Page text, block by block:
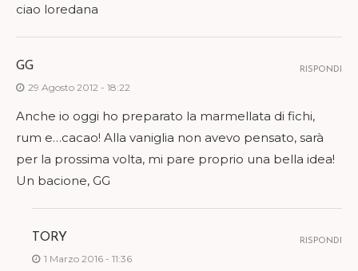
ciao loredana
GG
29 Agosto 2012 - 18:22
Anche io oggi ho preparato la marmellata di fichi,
rum e…cacao! Alla vaniglia non avevo pensato, sarà
per la prossima volta, mi pare proprio una bella idea!
Un bacione, GG
RISPONDI
TORY
1 Marzo 2016 - 11:36
RISPONDI